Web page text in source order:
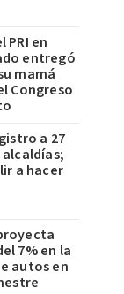
PRI en
entregó
mamá
Congreso
a 27
a hacer
7% en la
autos en